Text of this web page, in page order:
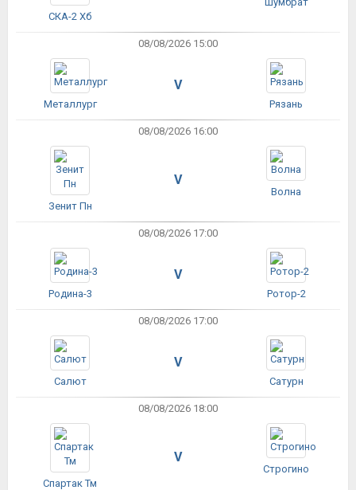
СКА-2 Хб
08/08/2026 15:00
Металлург
V
Рязань
08/08/2026 16:00
Зенит Пн
V
Волна
08/08/2026 17:00
Родина-3
V
Ротор-2
08/08/2026 17:00
Салют
V
Сатурн
08/08/2026 18:00
Спартак Тм
V
Строгино